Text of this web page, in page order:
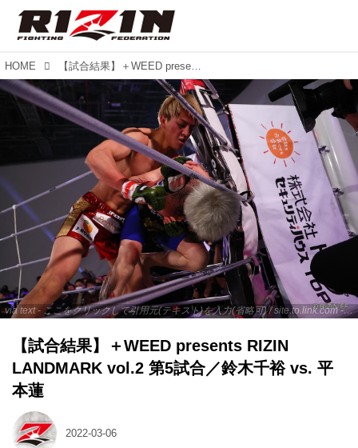
HOME 【試合結果】＋WEED presents RIZIN LANDMARK vol.2 第5試合／鈴木千裕 vs. 平本蓮
via text - ここをクリックして引用元(テキスト)を入力(省略可) / site.to.link.com - ここをクリックして引用元を入力(省略可)
【試合結果】＋WEED presents RIZIN
LANDMARK vol.2 第5試合／鈴木千裕 vs. 平
本蓮
2022-03-06